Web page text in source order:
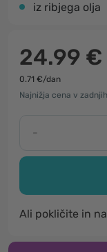
iz ribjega olja
24.99 €
0.71 €/dan
Najnižja cena v
-
Ali pokličite in